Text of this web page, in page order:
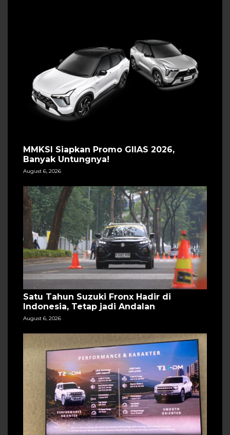
MMKSI Siapkan Promo GIIAS 2026,
Banyak Untungnya!
August 6, 2026
Satu Tahun Suzuki Fronx Hadir di
Indonesia, Tetap jadi Andalan
August 6, 2026